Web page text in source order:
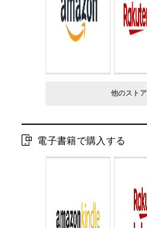
他のストア
電子書籍で購入する